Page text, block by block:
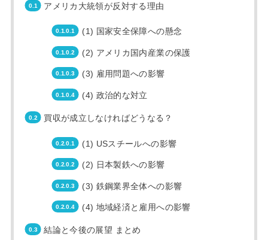
アメリカ大統領が反対する理由
(1) 国家安全保障への懸念
(2) アメリカ国内産業の保護
(3) 雇用問題への影響
(4) 政治的な対立
買収が成立しなければどうなる？
(1) USスチールへの影響
(2) 日本製鉄への影響
(3) 鉄鋼業界全体への影響
(4) 地域経済と雇用への影響
結論と今後の展望 まとめ